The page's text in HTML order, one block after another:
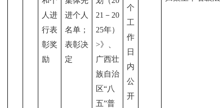
人进
行表
彰奖
励
进个人
名单；
表彰决
定
21－20
25年）
>》、
广西壮
族自治
区“八
五”普
个
工
作
日
内
公
开